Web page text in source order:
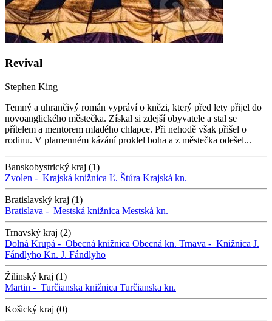
Revival
Stephen King
Temný a uhrančivý román vypráví o knězi, který před lety přijel do
novoanglického městečka. Získal si zdejší obyvatele a stal se
přítelem a mentorem mladého chlapce. Při nehodě však přišel o
rodinu. V plamenném kázání proklel boha a z městečka odešel...
Banskobystrický kraj (1)
Zvolen - Krajská knižnica Ľ. Štúra Krajská kn.
Bratislavský kraj (1)
Bratislava - Mestská knižnica Mestská kn.
Trnavský kraj (2)
Dolná Krupá - Obecná knižnica Obecná kn. Trnava - Knižnica J.
Fándlyho Kn. J. Fándlyho
Žilinský kraj (1)
Martin - Turčianska knižnica Turčianska kn.
Košický kraj (0)